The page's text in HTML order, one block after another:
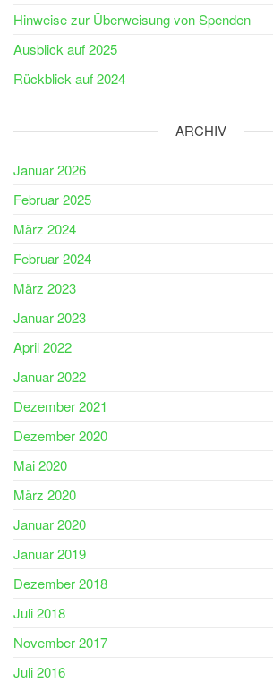
Hinweise zur Überweisung von Spenden
Ausblick auf 2025
Rückblick auf 2024
ARCHIV
Januar 2026
Februar 2025
März 2024
Februar 2024
März 2023
Januar 2023
April 2022
Januar 2022
Dezember 2021
Dezember 2020
Mai 2020
März 2020
Januar 2020
Januar 2019
Dezember 2018
Juli 2018
November 2017
Juli 2016